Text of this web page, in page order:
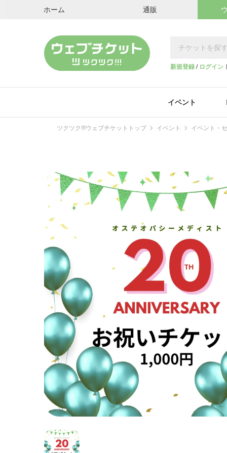
ホーム 通販
新規登録 / ログイン
イベント
ツクツク!!!ウェブチケットトップ イベント イベント・